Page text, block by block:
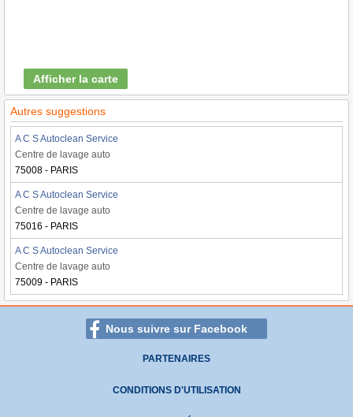
Afficher la carte
Autres suggestions
A C S Autoclean Service
Centre de lavage auto
75008 - PARIS
A C S Autoclean Service
Centre de lavage auto
75016 - PARIS
A C S Autoclean Service
Centre de lavage auto
75009 - PARIS
Nous suivre sur Facebook
PARTENAIRES
CONDITIONS D'UTILISATION